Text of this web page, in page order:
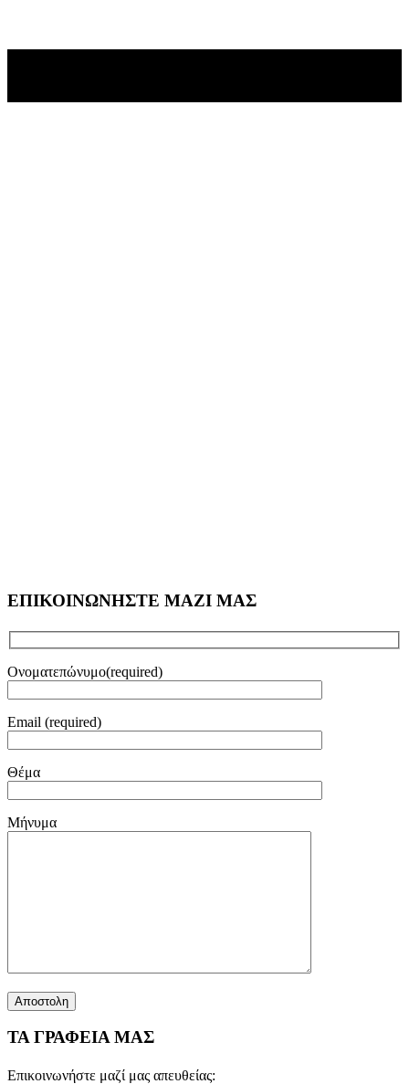
ΕΠΙΚΟΙΝΩΝΗΣΤΕ ΜΑΖΙ ΜΑΣ
Ονοματεπώνυμο(required)
Email (required)
Θέμα
Μήνυμα
ΤΑ ΓΡΑΦΕΙΑ ΜΑΣ
Επικοινωνήστε μαζί μας απευθείας: